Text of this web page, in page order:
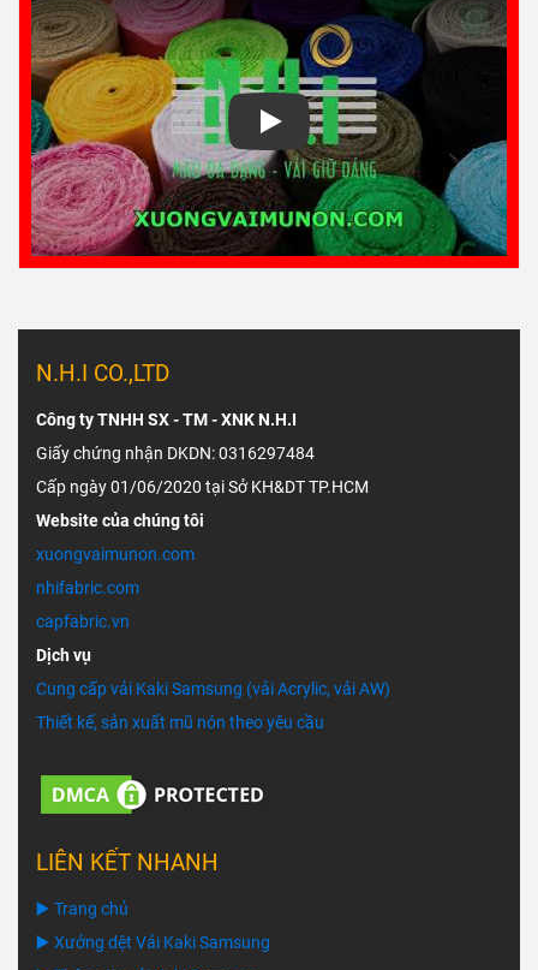
Play
N.H.I CO.,LTD
Công ty TNHH SX - TM - XNK N.H.I
Giấy chứng nhận DKDN: 0316297484
Cấp ngày 01/06/2020 tại Sở KH&DT TP.HCM
Website của chúng tôi
xuongvaimunon.com
nhifabric.com
capfabric.vn
Dịch vụ
Cung cấp vải Kaki Samsung (vải Acrylic, vải AW)
Thiết kế, sản xuất mũ nón theo yêu cầu
LIÊN KẾT NHANH
▶️ Trang chủ
▶️ Xưởng dệt Vải Kaki Samsung